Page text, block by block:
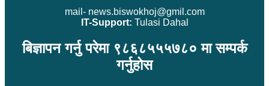
mail- news.biswokhoj@gmil.com
IT-Support: Tulasi Dahal
बिज्ञापन गर्नु परेमा ९८६८५५५७८० मा सम्पर्क
गर्नुहोस